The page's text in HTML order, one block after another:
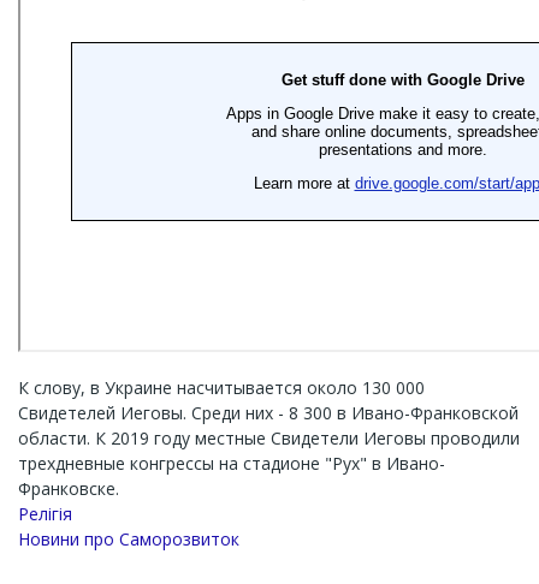
К слову, в Украине насчитывается около 130 000
Свидетелей Иеговы. Среди них - 8 300 в Ивано-Франковской
области. К 2019 году местные Свидетели Иеговы проводили
трехдневные конгрессы на стадионе "Рух" в Ивано-
Франковске.
Релігія
Новини про Саморозвиток